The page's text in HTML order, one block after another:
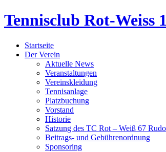
Tennisclub Rot-Weiss
Startseite
Der Verein
Aktuelle News
Veranstaltungen
Vereinskleidung
Tennisanlage
Platzbuchung
Vorstand
Historie
Satzung des TC Rot – Weiß 67
Beitrags- und Gebührenordnung
Sponsoring